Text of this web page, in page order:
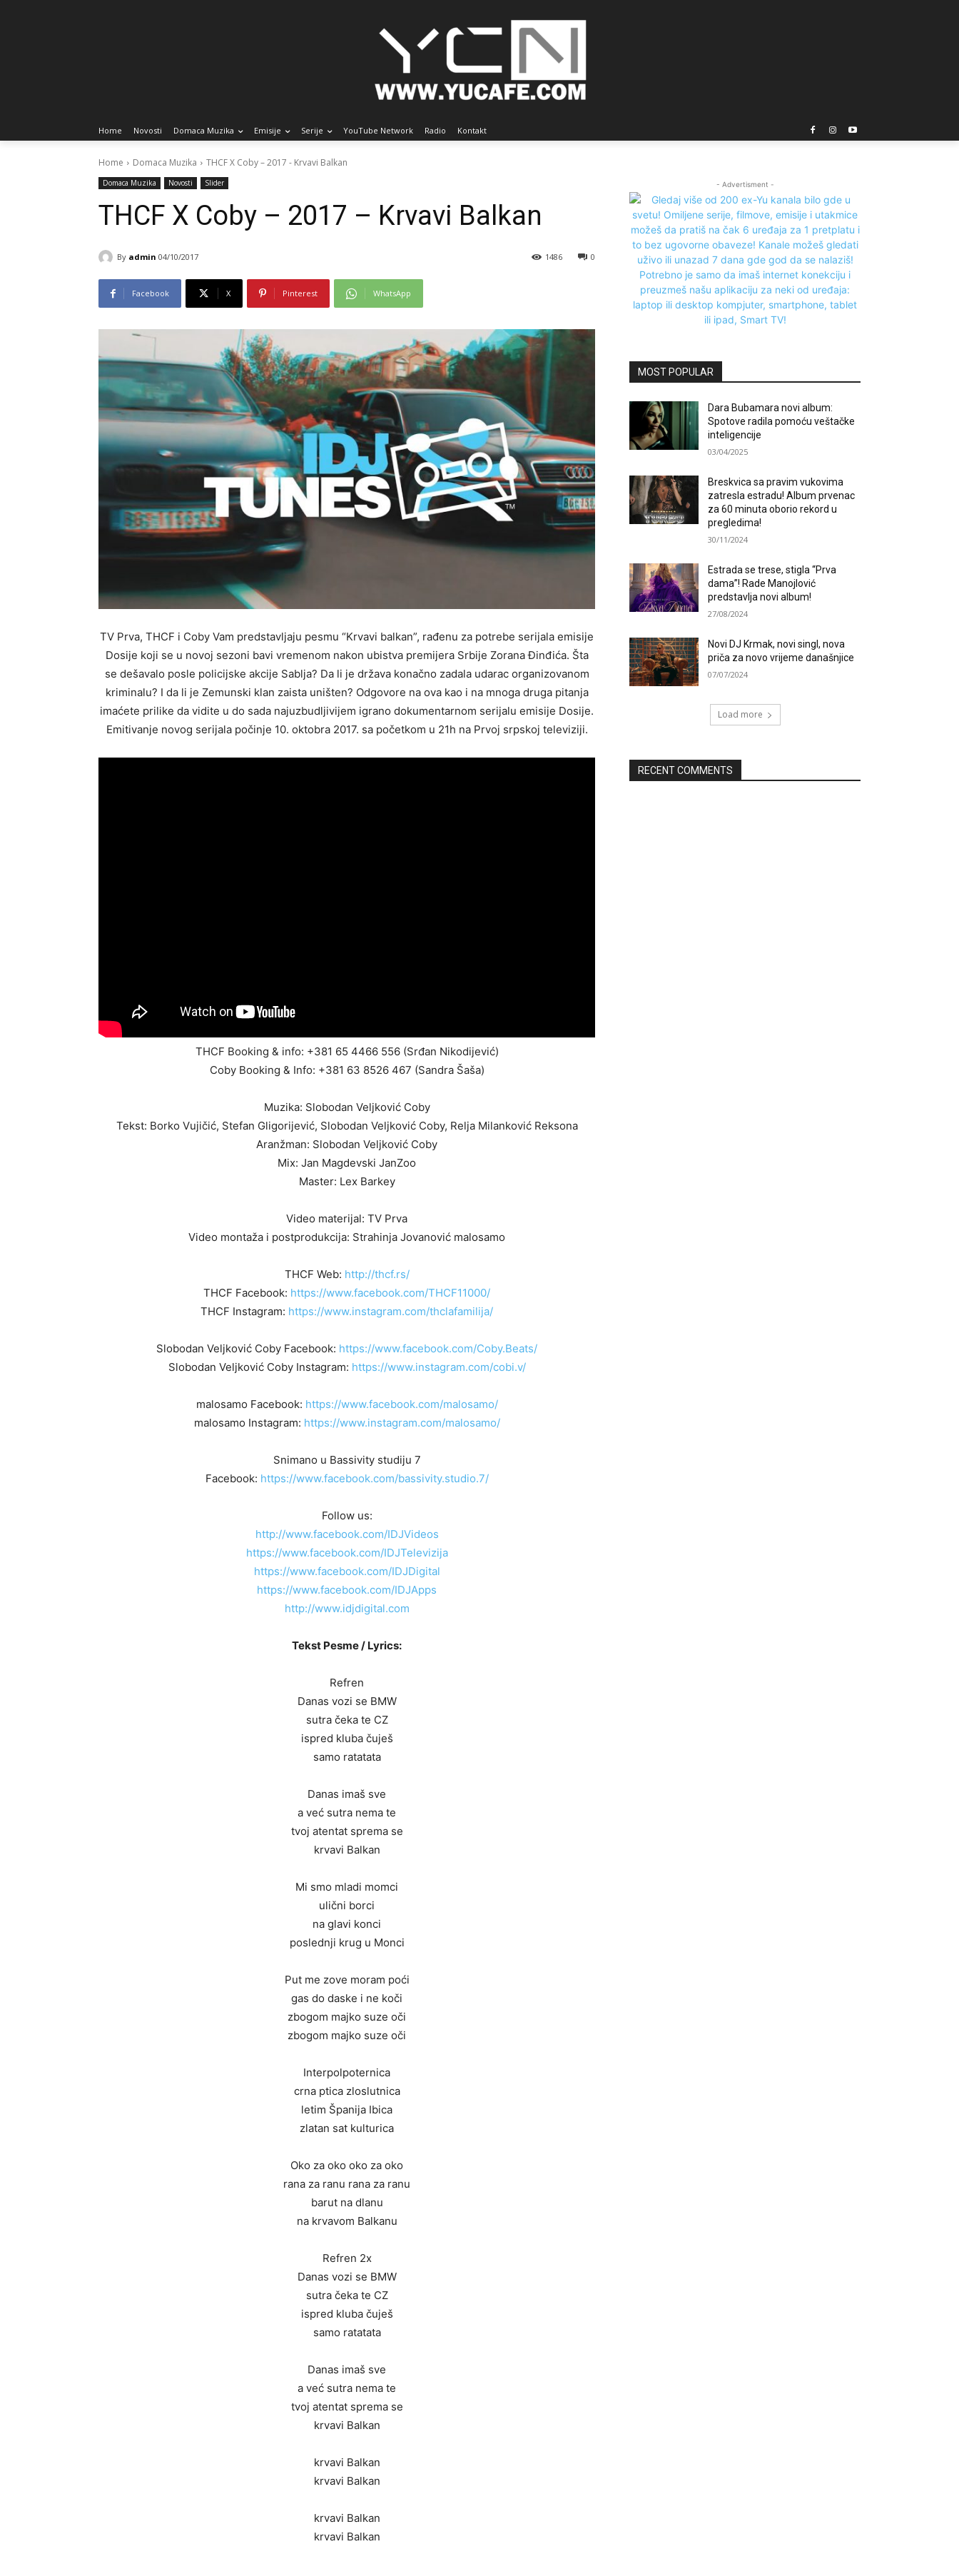
Home Novosti Domaca Muzika Emisije Serije YouTube Network Radio Kontakt
Home Domaca Muzika THCF X Coby – 2017 - Krvavi Balkan
Domaca Muzika Novosti Slider
THCF X Coby – 2017 – Krvavi Balkan
By admin 04/10/2017 0
1486
Facebook X Pinterest WhatsApp
TV Prva, THCF i Coby Vam predstavljaju pesmu “Krvavi balkan”, rađenu za potrebe serijala emisije
Dosije koji se u novoj sezoni bavi vremenom nakon ubistva premijera Srbije Zorana Đinđića. Šta
se dešavalo posle policijske akcije Sablja? Da li je država konačno zadala udarac organizovanom
kriminalu? I da li je Zemunski klan zaista uništen? Odgovore na ova kao i na mnoga druga pitanja
imaćete prilike da vidite u do sada najuzbudljivijem igrano dokumentarnom serijalu emisije Dosije.
Emitivanje novog serijala počinje 10. oktobra 2017. sa početkom u 21h na Prvoj srpskoj televiziji.
THCF Booking & info: +381 65 4466 556 (Srđan Nikodijević)
Coby Booking & Info: +381 63 8526 467 (Sandra Šaša)
Muzika: Slobodan Veljković Coby
Tekst: Borko Vujičić, Stefan Gligorijević, Slobodan Veljković Coby, Relja Milanković Reksona
Aranžman: Slobodan Veljković Coby
Mix: Jan Magdevski JanZoo
Master: Lex Barkey
Video materijal: TV Prva
Video montaža i postprodukcija: Strahinja Jovanović malosamo
THCF Web: http://thcf.rs/
THCF Facebook: https://www.facebook.com/THCF11000/
THCF Instagram: https://www.instagram.com/thclafamilija/
Slobodan Veljković Coby Facebook: https://www.facebook.com/Coby.Beats/
Slobodan Veljković Coby Instagram: https://www.instagram.com/cobi.v/
malosamo Facebook: https://www.facebook.com/malosamo/
malosamo Instagram: https://www.instagram.com/malosamo/
Snimano u Bassivity studiju 7
Facebook: https://www.facebook.com/bassivity.studio.7/
Follow us:
http://www.facebook.com/IDJVideos
https://www.facebook.com/IDJTelevizija
https://www.facebook.com/IDJDigital
https://www.facebook.com/IDJApps
http://www.idjdigital.com
Tekst Pesme / Lyrics:
Refren
Danas vozi se BMW
sutra čeka te CZ
ispred kluba čuješ
samo ratatata
Danas imaš sve
a već sutra nema te
tvoj atentat sprema se
krvavi Balkan
Mi smo mladi momci
ulični borci
na glavi konci
poslednji krug u Monci
Put me zove moram poći
gas do daske i ne koči
zbogom majko suze oči
zbogom majko suze oči
Interpolpoternica
crna ptica zloslutnica
letim Španija Ibica
zlatan sat kulturica
Oko za oko oko za oko
rana za ranu rana za ranu
barut na dlanu
na krvavom Balkanu
Refren 2x
Danas vozi se BMW
sutra čeka te CZ
ispred kluba čuješ
samo ratatata
Danas imaš sve
a već sutra nema te
tvoj atentat sprema se
krvavi Balkan
krvavi Balkan
krvavi Balkan
krvavi Balkan
krvavi Balkan
- Advertisment -
MOST POPULAR
Dara Bubamara novi album:
Spotove radila pomoću veštačke
inteligencije
03/04/2025
Breskvica sa pravim vukovima
zatresla estradu! Album prvenac
za 60 minuta oborio rekord u
pregledima!
30/11/2024
Estrada se trese, stigla “Prva
dama”! Rade Manojlović
predstavlja novi album!
27/08/2024
Novi DJ Krmak, novi singl, nova
priča za novo vrijeme današnjice
07/07/2024
Load more
RECENT COMMENTS